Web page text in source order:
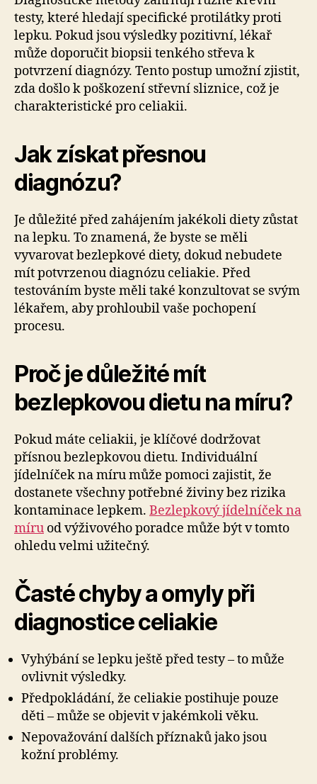
testy, které hledají specifické protilátky proti
lepku. Pokud jsou výsledky pozitivní, lékař
může doporučit biopsii tenkého střeva k
potvrzení diagnózy. Tento postup umožní zjistit,
zda došlo k poškození střevní sliznice, což je
charakteristické pro celiakii.
Jak získat přesnou
diagnózu?
Je důležité před zahájením jakékoli diety zůstat
na lepku. To znamená, že byste se měli
vyvarovat bezlepkové diety, dokud nebudete
mít potvrzenou diagnózu celiakie. Před
testováním byste měli také konzultovat se svým
lékařem, aby prohloubil vaše pochopení
procesu.
Proč je důležité mít
bezlepkovou dietu na míru?
Pokud máte celiakii, je klíčové dodržovat
přísnou bezlepkovou dietu. Individuální
jídelníček na míru může pomoci zajistit, že
dostanete všechny potřebné živiny bez rizika
kontaminace lepkem. Bezlepkový jídelníček na
míru od výživového poradce může být v tomto
ohledu velmi užitečný.
Časté chyby a omyly při
diagnostice celiakie
Vyhýbání se lepku ještě před testy – to může
ovlivnit výsledky.
Předpokládání, že celiakie postihuje pouze
děti – může se objevit v jakémkoli věku.
Nepovažování dalších příznaků jako jsou
kožní problémy.